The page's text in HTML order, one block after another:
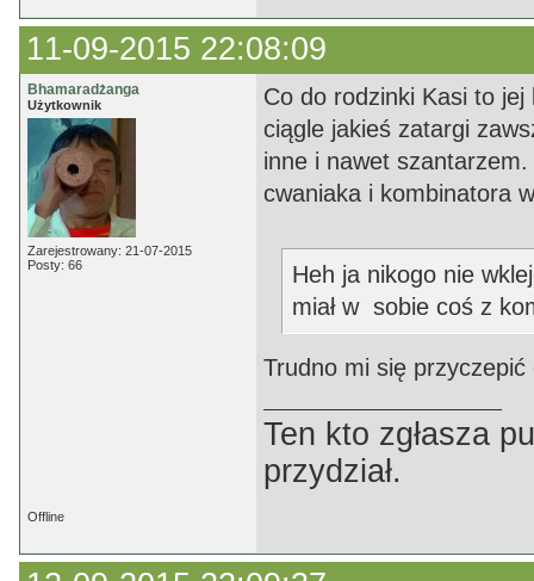
11-09-2015 22:08:09
Bhamaradżanga
Użytkownik
Zarejestrowany: 21-07-2015
Posty: 66
Co do rodzinki Kasi to jej
ciągle jakieś zatargi
inne i nawet
cwaniaka i kombinatora
Heh ja nikogo nie
miał w sobie coś z
Trudno mi się przyczepić
Ten kto zgłasza
przydział.
Offline